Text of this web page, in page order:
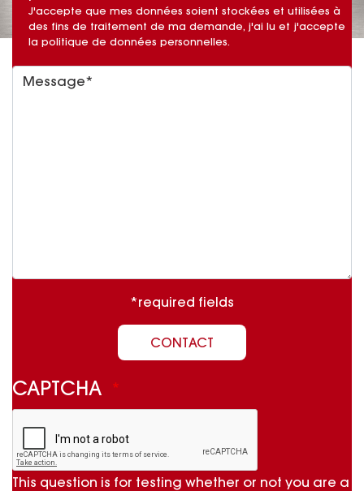
J'accepte que mes données soient stockées et utilisées à
des fins de traitement de ma demande, j'ai lu et j'accepte
la politique de données personnelles.
Message
*required fields
CONTACT
CAPTCHA
This question is for testing whether or not you are a